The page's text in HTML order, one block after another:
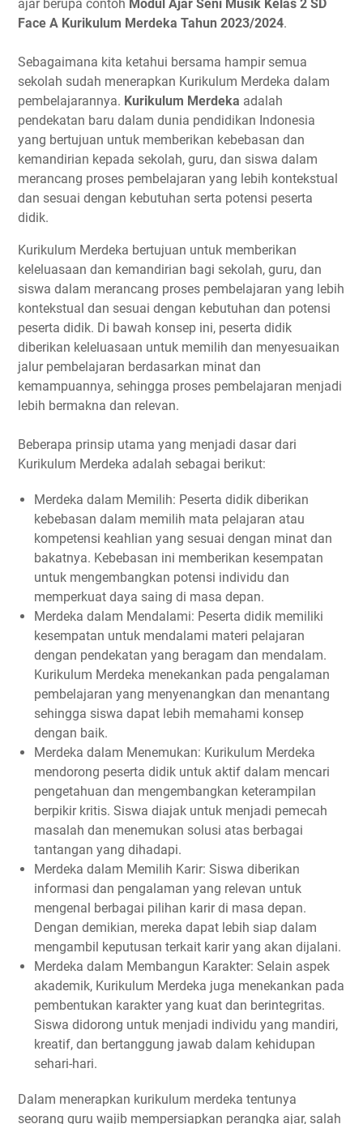
ajar berupa contoh Modul Ajar Seni Musik Kelas 2 SD
Face A Kurikulum Merdeka Tahun 2023/2024.
Sebagaimana kita ketahui bersama hampir semua
sekolah sudah menerapkan Kurikulum Merdeka dalam
pembelajarannya. Kurikulum Merdeka adalah
pendekatan baru dalam dunia pendidikan Indonesia
yang bertujuan untuk memberikan kebebasan dan
kemandirian kepada sekolah, guru, dan siswa dalam
merancang proses pembelajaran yang lebih kontekstual
dan sesuai dengan kebutuhan serta potensi peserta
didik.
Kurikulum Merdeka bertujuan untuk memberikan
keleluasaan dan kemandirian bagi sekolah, guru, dan
siswa dalam merancang proses pembelajaran yang lebih
kontekstual dan sesuai dengan kebutuhan dan potensi
peserta didik. Di bawah konsep ini, peserta didik
diberikan keleluasaan untuk memilih dan menyesuaikan
jalur pembelajaran berdasarkan minat dan
kemampuannya, sehingga proses pembelajaran menjadi
lebih bermakna dan relevan.
Beberapa prinsip utama yang menjadi dasar dari
Kurikulum Merdeka adalah sebagai berikut:
Merdeka dalam Memilih: Peserta didik diberikan
kebebasan dalam memilih mata pelajaran atau
kompetensi keahlian yang sesuai dengan minat dan
bakatnya. Kebebasan ini memberikan kesempatan
untuk mengembangkan potensi individu dan
memperkuat daya saing di masa depan.
Merdeka dalam Mendalami: Peserta didik memiliki
kesempatan untuk mendalami materi pelajaran
dengan pendekatan yang beragam dan mendalam.
Kurikulum Merdeka menekankan pada pengalaman
pembelajaran yang menyenangkan dan menantang
sehingga siswa dapat lebih memahami konsep
dengan baik.
Merdeka dalam Menemukan: Kurikulum Merdeka
mendorong peserta didik untuk aktif dalam mencari
pengetahuan dan mengembangkan keterampilan
berpikir kritis. Siswa diajak untuk menjadi pemecah
masalah dan menemukan solusi atas berbagai
tantangan yang dihadapi.
Merdeka dalam Memilih Karir: Siswa diberikan
informasi dan pengalaman yang relevan untuk
mengenal berbagai pilihan karir di masa depan.
Dengan demikian, mereka dapat lebih siap dalam
mengambil keputusan terkait karir yang akan dijalani.
Merdeka dalam Membangun Karakter: Selain aspek
akademik, Kurikulum Merdeka juga menekankan pada
pembentukan karakter yang kuat dan berintegritas.
Siswa didorong untuk menjadi individu yang mandiri,
kreatif, dan bertanggung jawab dalam kehidupan
sehari-hari.
Dalam menerapkan kurikulum merdeka tentunya
seorang guru wajib mempersiapkan perangka ajar, salah